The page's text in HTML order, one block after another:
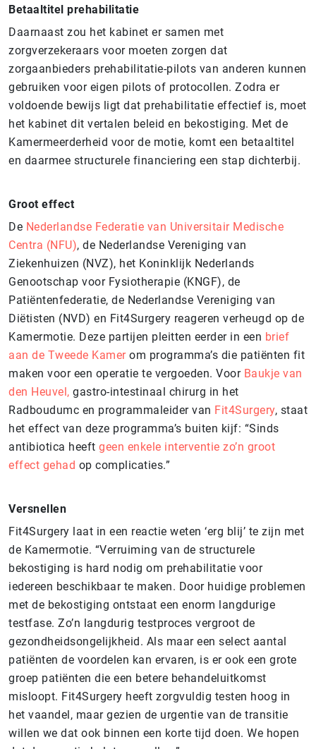
Betaaltitel prehabilitatie
Daarnaast zou het kabinet er samen met
zorgverzekeraars voor moeten zorgen dat
zorgaanbieders prehabilitatie-pilots van anderen kunnen
gebruiken voor eigen pilots of protocollen. Zodra er
voldoende bewijs ligt dat prehabilitatie effectief is, moet
het kabinet dit vertalen beleid en bekostiging. Met de
Kamermeerderheid voor de motie, komt een betaaltitel
en daarmee structurele financiering een stap dichterbij.
Groot effect
De Nederlandse Federatie van Universitair Medische
Centra (NFU), de Nederlandse Vereniging van
Ziekenhuizen (NVZ), het Koninklijk Nederlands
Genootschap voor Fysiotherapie (KNGF), de
Patiëntenfederatie, de Nederlandse Vereniging van
Diëtisten (NVD) en Fit4Surgery reageren verheugd op de
Kamermotie. Deze partijen pleitten eerder in een brief
aan de Tweede Kamerom programma’s die patiënten fit
maken voor een operatie te vergoeden. Voor Baukje van
den Heuvel, gastro-intestinaal chirurg in het
Radboudumc en programmaleider van Fit4Surgery, staat
het effect van deze programma’s buiten kijf: “Sinds
antibiotica heeft geen enkele interventie zo’n groot
effect gehad op complicaties.”
Versnellen
Fit4Surgery laat in een reactie weten ‘erg blij’ te zijn met
de Kamermotie. “Verruiming van de structurele
bekostiging is hard nodig om prehabilitatie voor
iedereen beschikbaar te maken. Door huidige problemen
met de bekostiging ontstaat een enorm langdurige
testfase. Zo’n langdurig testproces vergroot de
gezondheidsongelijkheid. Als maar een select aantal
patiënten de voordelen kan ervaren, is er ook een grote
groep patiënten die een betere behandeluitkomst
misloopt. Fit4Surgery heeft zorgvuldig testen hoog in
het vaandel, maar gezien de urgentie van de transitie
willen we dat ook binnen een korte tijd doen. We hopen